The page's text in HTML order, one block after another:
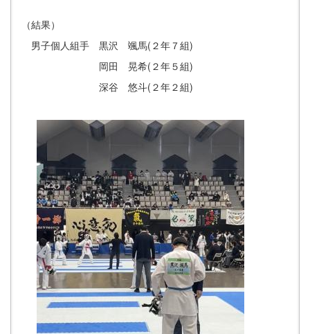
（結果）
男子個人組手 黒沢 颯馬(２年７組)
岡田 晃希(２年５組)
深谷 悠斗(２年２組)